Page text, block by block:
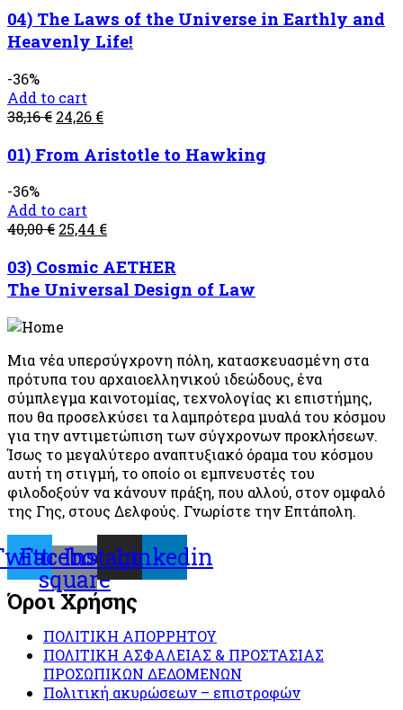
04) The Laws of the Universe in Earthly and
Heavenly Life!
-36%
Add to cart
38,16€ 24,26 €
01) From Aristotle to Hawking
-36%
Add to cart
40,00€ 25,44 €
03) Cosmic AETHER
The Universal Design of Law
Μια νέα υπερσύγχρονη πόλη, κατασκευασμένη στα
πρότυπα του αρχαιοελληνικού ιδεώδους, ένα
σύμπλεγμα καινοτομίας, τεχνολογίας κι επιστήμης,
που θα προσελκύσει τα λαμπρότερα μυαλά του κόσμου
για την αντιμετώπιση των σύγχρονων προκλήσεων.
Ίσως το μεγαλύτερο αναπτυξιακό όραμα του κόσμου
αυτή τη στιγμή, το οποίο οι εμπνευστές του
φιλοδοξούν να κάνουν πράξη, που αλλού, στον ομφαλό
της Γης, στους Δελφούς. Γνωρίστε την Επτάπολη.
Facebook-
square
Instagram
Linkedin
Όροι Χρήσης
ΠΟΛΙΤΙΚΗ ΑΠΟΡΡΗΤΟΥ
ΠΟΛΙΤΙΚΗ ΑΣΦΑΛΕΙΑΣ & ΠΡΟΣΤΑΣΙΑΣ
ΠΡΟΣΩΠΙΚΩΝ ΔΕΔΟΜΕΝΩΝ
Πολιτική ακυρώσεων – επιστροφών